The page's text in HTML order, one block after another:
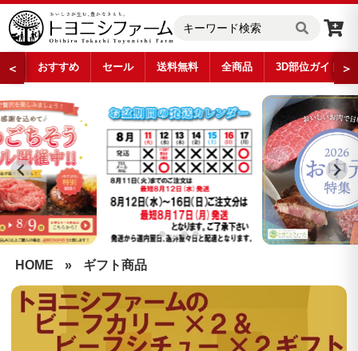
＜ おすすめ セール 送料無料 全商品 3D部位ガイド ＞
HOME » ギフト商品